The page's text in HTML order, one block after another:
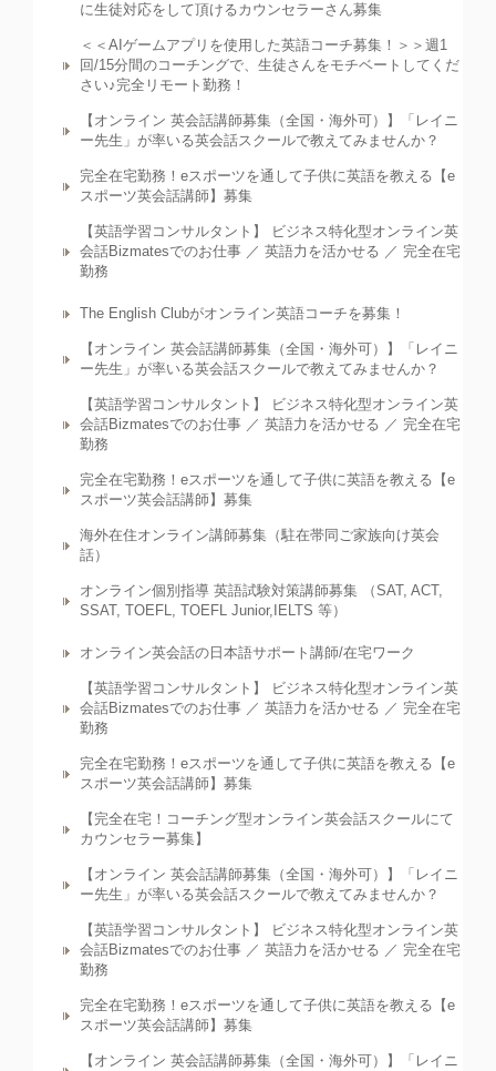
に生徒対応をして頂けるカウンセラーさん募集
＜＜AIゲームアプリを使用した英語コーチ募集！＞＞週1
回/15分間のコーチングで、生徒さんをモチベートしてくだ
さい♪完全リモート勤務！
【オンライン 英会話講師募集（全国・海外可）】「レイニ
ー先生」が率いる英会話スクールで教えてみませんか？
完全在宅勤務！eスポーツを通して子供に英語を教える【e
スポーツ英会話講師】募集
【英語学習コンサルタント】 ビジネス特化型オンライン英
会話Bizmatesでのお仕事 ／ 英語力を活かせる ／ 完全在宅
勤務
The English Clubがオンライン英語コーチを募集！
【オンライン 英会話講師募集（全国・海外可）】「レイニ
ー先生」が率いる英会話スクールで教えてみませんか？
【英語学習コンサルタント】 ビジネス特化型オンライン英
会話Bizmatesでのお仕事 ／ 英語力を活かせる ／ 完全在宅
勤務
完全在宅勤務！eスポーツを通して子供に英語を教える【e
スポーツ英会話講師】募集
海外在住オンライン講師募集（駐在帯同ご家族向け英会
話）
オンライン個別指導 英語試験対策講師募集 （SAT, ACT,
SSAT, TOEFL, TOEFL Junior,IELTS 等）
オンライン英会話の日本語サポート講師/在宅ワーク
【英語学習コンサルタント】 ビジネス特化型オンライン英
会話Bizmatesでのお仕事 ／ 英語力を活かせる ／ 完全在宅
勤務
完全在宅勤務！eスポーツを通して子供に英語を教える【e
スポーツ英会話講師】募集
【完全在宅！コーチング型オンライン英会話スクールにて
カウンセラー募集】
【オンライン 英会話講師募集（全国・海外可）】「レイニ
ー先生」が率いる英会話スクールで教えてみませんか？
【英語学習コンサルタント】 ビジネス特化型オンライン英
会話Bizmatesでのお仕事 ／ 英語力を活かせる ／ 完全在宅
勤務
完全在宅勤務！eスポーツを通して子供に英語を教える【e
スポーツ英会話講師】募集
【オンライン 英会話講師募集（全国・海外可）】「レイニ